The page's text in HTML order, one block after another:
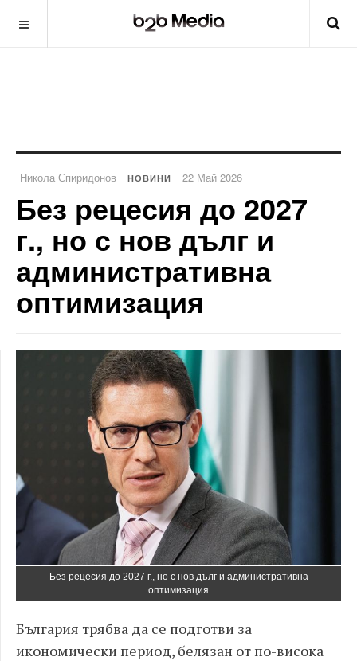
Никола Спиридонов НОВИНИ 22 Май 2026
Без рецесия до 2027
г., но с нов дълг и
административна
оптимизация
Без рецесия до 2027 г., но с нов дълг и административна
оптимизация
България трябва да се подготви за
икономически период, белязан от по-висока